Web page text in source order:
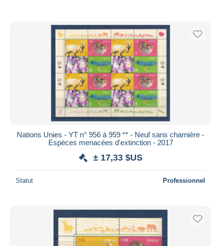
Nations Unies - YT n° 956 à 959 ** - Neuf sans charnière -
Espèces menacées d'extinction - 2017
± 17,33 $US
Statut Professionnel